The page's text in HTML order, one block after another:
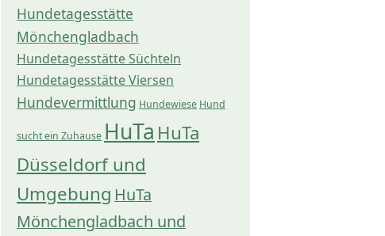
Hundetagesstätte
Mönchengladbach
Hundetagesstätte Süchteln
Hundetagesstätte Viersen
Hundevermittlung Hundewiese Hund
sucht ein Zuhause HuTa HuTa
Düsseldorf und
Umgebung HuTa
Mönchengladbach und